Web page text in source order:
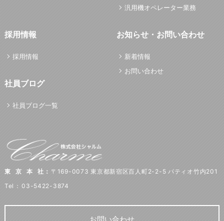
汎用機オペレーター業務
採用情報
採用情報
社員ブログ
社員ブログ一覧
お知らせ・お問い合わせ
新着情報
お問い合わせ
東京本社 ： 〒169-0073 東京都新宿区百人町2-2-5 パティオ竹内201
Tel ： 03-5422-3874